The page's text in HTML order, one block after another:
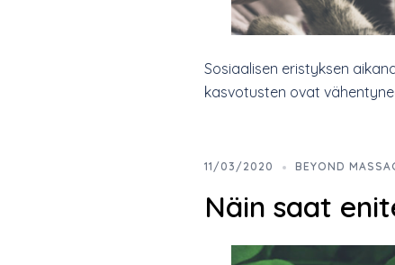
Sosiaalisen eristyksen
kasvotusten ovat
11/03/2020 BEYOND
Näin saat